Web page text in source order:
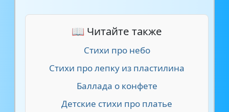
📖 Читайте также
Стихи про небо
Стихи про лепку из пластилина
Баллада о конфете
Детские стихи про платье